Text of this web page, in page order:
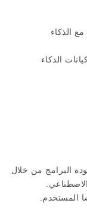
الذكاء
الذكاء
البرامج من خلال
المستخدم.